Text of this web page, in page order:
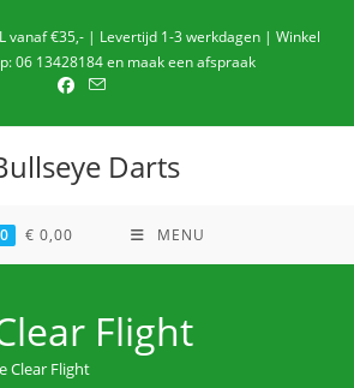
vanaf €35,- | Levertijd 1-3 werkdagen | Winkel
06 13428184 en maak een afspraak
Darts
0 € 0,00 MENU
Flight
Clear Flight